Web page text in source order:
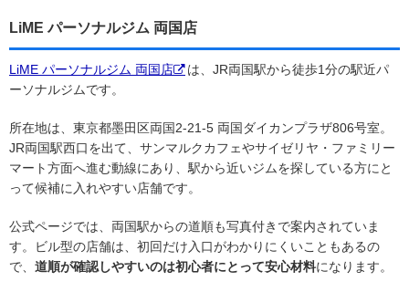
LiME パーソナルジム 両国店
LiME パーソナルジム 両国店
は、JR両国駅から徒歩1分の駅近パ
ーソナルジムです。
所在地は、東京都墨田区両国2-21-5 両国ダイカンプラザ806号室。
JR両国駅西口を出て、サンマルクカフェやサイゼリヤ・ファミリー
マート方面へ進む動線にあり、駅から近いジムを探している方にと
って候補に入れやすい店舗です。
公式ページでは、両国駅からの道順も写真付きで案内されていま
す。ビル型の店舗は、初回だけ入口がわかりにくいこともあるの
で、 道順が確認しやすいのは初心者にとって安心材料になります。